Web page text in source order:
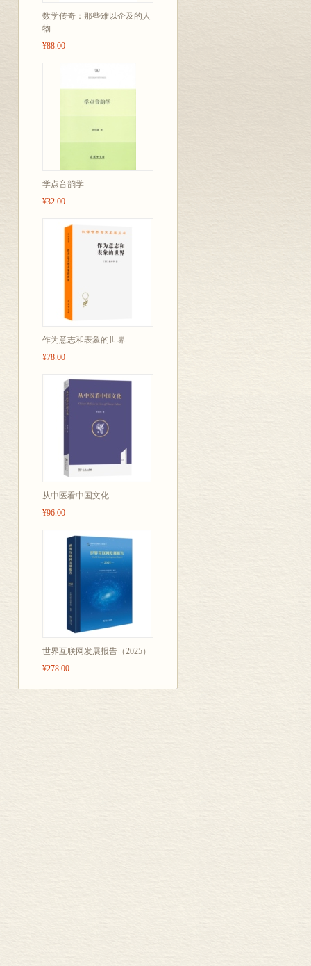
数学传奇：那些难以企及的人
物
¥88.00
学点音韵学
¥32.00
作为意志和表象的世界
¥78.00
从中医看中国文化
¥96.00
世界互联网发展报告（2025）
¥278.00